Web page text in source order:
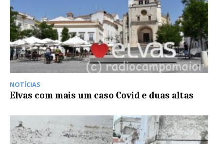
NOTÍCIAS
Elvas com mais um caso Covid e duas altas